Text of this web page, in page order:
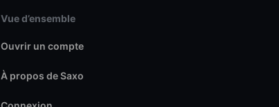
Vue d’ensemble
Ouvrir un compte
À propos de Saxo